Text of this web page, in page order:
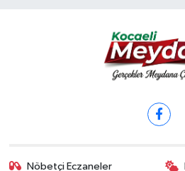
Nöbetçi Eczaneler